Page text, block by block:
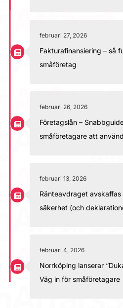
februari 27, 2026
Fakturafinansiering – så
småföretag
februari 26, 2026
Företagslån –
småföretagare att
februari 13, 2026
Ränteavdraget
säkerhet (och
februari 4, 2026
Norrköping lanserar
Väg in för småföretagare